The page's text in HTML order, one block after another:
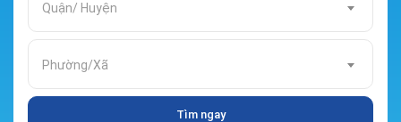
Quận/ Huyện
Phường/Xã
Tìm ngay